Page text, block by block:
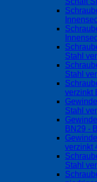
Stahl
Stahl
verzinkt
Stahl
BN29 -
verzinkt
Stahl